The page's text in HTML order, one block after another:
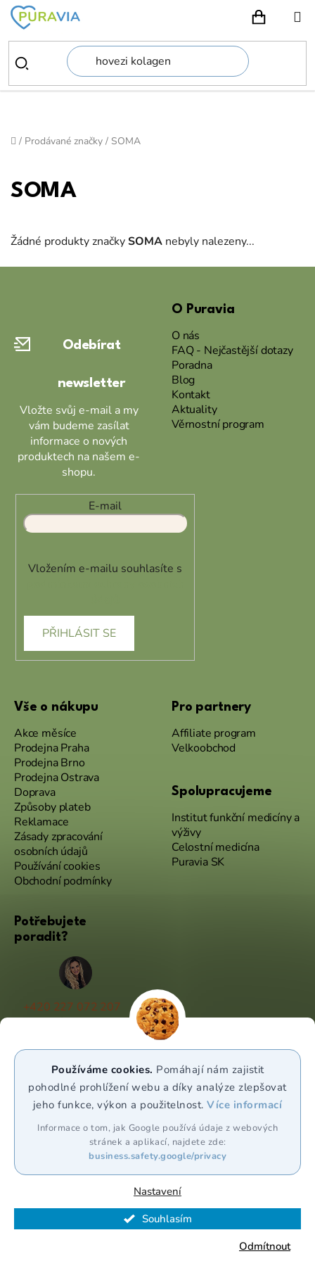
Používáme cookies. Pomáhají nám zajistit
pohodlné prohlížení webu a díky analýze zlepšovat
jeho funkce, výkon a použitelnost.Více informací
Informace o tom, jak Google používá údaje z webových
stránek a aplikací, najdete zde:
business.safety.google/privacy
Nastavení
Odmítnout
Souhlasím
Přejít
obsah
Domů
/ Prodávané značky / SOMA
SOMA
Žádné produkty značkySOMA nebyly nalezeny...
Odebírat
newsletter
Vložte svůj e-mail a my
vám budeme zasílat
informace o nových
produktech na našem e-
shopu.
E-mail
Vložením e-mailu souhlasíte s
PŘIHLÁSIT SE
O Puravia
O nás
FAQ - Nejčastější dotazy
Poradna
Blog
Kontakt
Aktuality
Věrnostní program
Vše o nákupu
Akce měsíce
Prodejna Praha
Prodejna Brno
Prodejna Ostrava
Doprava
Způsoby plateb
Reklamace
Zásady zpracování
osobních údajů
Používání cookies
Obchodní podmínky
Pro partnery
Affiliate program
Velkoobchod
Spolupracujeme
Institut funkční medicíny a
výživy
Celostní medicína
Puravia SK
Potřebujete
poradit?
+420 227 072 207
(Po - Pá 9:00 - 17:00)
WhatsApp
Vytvořil Shoptet Premium
. Všechna práva vyhrazena.